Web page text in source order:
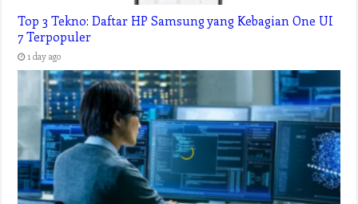
Top 3 Tekno: Daftar HP Samsung yang Kebagian One UI
7 Terpopuler
1 day ago